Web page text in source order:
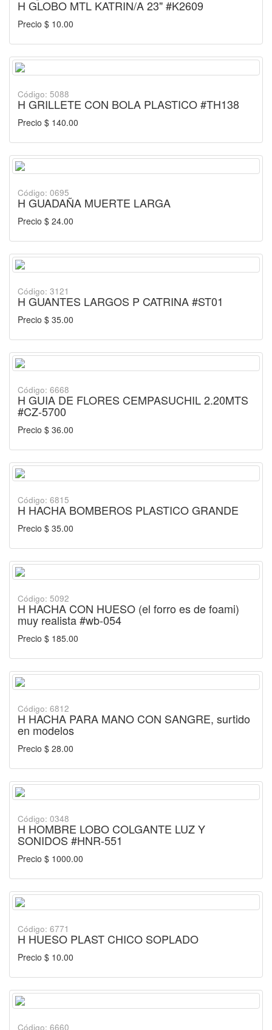
H GLOBO MTL KATRIN/A 23" #K2609
Precio $ 10.00
Código: 5088
H GRILLETE CON BOLA PLASTICO #TH138
Precio $ 140.00
Código: 0695
H GUADAÑA MUERTE LARGA
Precio $ 24.00
Código: 3121
H GUANTES LARGOS P CATRINA #ST01
Precio $ 35.00
Código: 6668
H GUIA DE FLORES CEMPASUCHIL 2.20MTS
#CZ-5700
Precio $ 36.00
Código: 6815
H HACHA BOMBEROS PLASTICO GRANDE
Precio $ 35.00
Código: 5092
H HACHA CON HUESO (el forro es de foami)
muy realista #wb-054
Precio $ 185.00
Código: 6812
H HACHA PARA MANO CON SANGRE, surtido
en modelos
Precio $ 28.00
Código: 0348
H HOMBRE LOBO COLGANTE LUZ Y
SONIDOS #HNR-551
Precio $ 1000.00
Código: 6771
H HUESO PLAST CHICO SOPLADO
Precio $ 10.00
Código: 6660